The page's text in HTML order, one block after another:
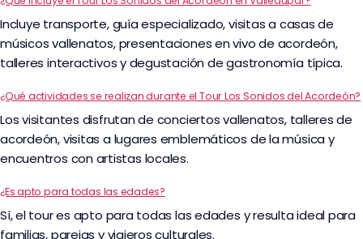
Incluye transporte, guía especializado, visitas a casas de
músicos vallenatos, presentaciones en vivo de acordeón,
talleres interactivos y degustación de gastronomía típica.
¿Qué actividades se realizan durante el Tour Los Sonidos del Acordeón?
Los visitantes disfrutan de conciertos vallenatos, talleres de
acordeón, visitas a lugares emblemáticos de la música y
encuentros con artistas locales.
¿Es apto para todas las edades?
Sí, el tour es apto para todas las edades y resulta ideal para
familias, parejas y viajeros culturales.